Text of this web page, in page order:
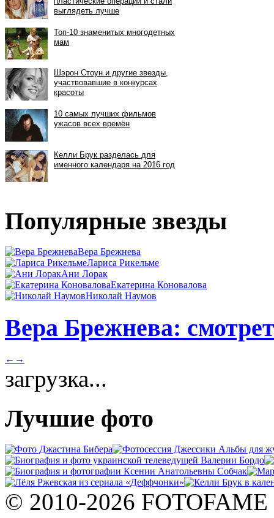
Популярные звезды
Вера Брежнева
Лариса Рикельме
Ани Лорак
Екатерина Коновалова
Николай Наумов
Вера Брежнева:
← →
загрузка...
Лучшие фото
© 2010-2026 FOTOFAME